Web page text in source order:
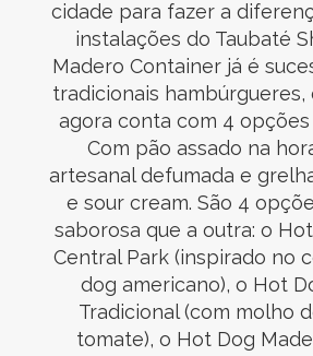
cidade para fazer a
instalações do Taubaté
Madero Container já é
tradicionais
agora conta com 4
Com pão assado na
artesanal defumada e
e sour cream. São 4
saborosa que a outra: o
Central Park (inspirado no
dog americano), o Hot
Tradicional (com molho
tomate), o Hot Dog